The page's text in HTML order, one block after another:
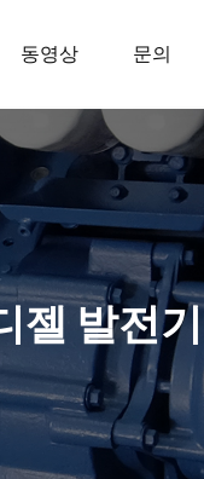
동영상 문의
젤 발전기